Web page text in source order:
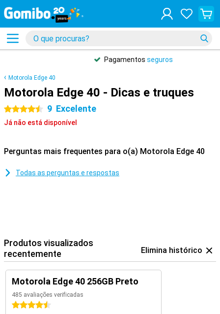
Pagamentosseguros
Motorola Edge 40
Motorola Edge 40 - Dicas e truques
4.5 estrelas 9 Excelente
Já não está disponível
Perguntas mais frequentes para o(a) Motorola Edge 40
Todas as perguntas e respostas
Produtos visualizados
recentemente
Elimina histórico
Motorola Edge 40 256GB Preto
485 avaliações verificadas
4.5 estrelas